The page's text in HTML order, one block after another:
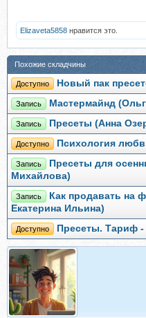
Elizaveta5858 нравится это.
Похожие складчины
Доступно Новый пак
Запись Мастермайнд
Запись Пресеты (Анна
Доступно Психология
Запись
Пресеты для
Михайлова)
Запись
Как продавать на
Екатерина Ильина)
Доступно Пресеты. Тариф